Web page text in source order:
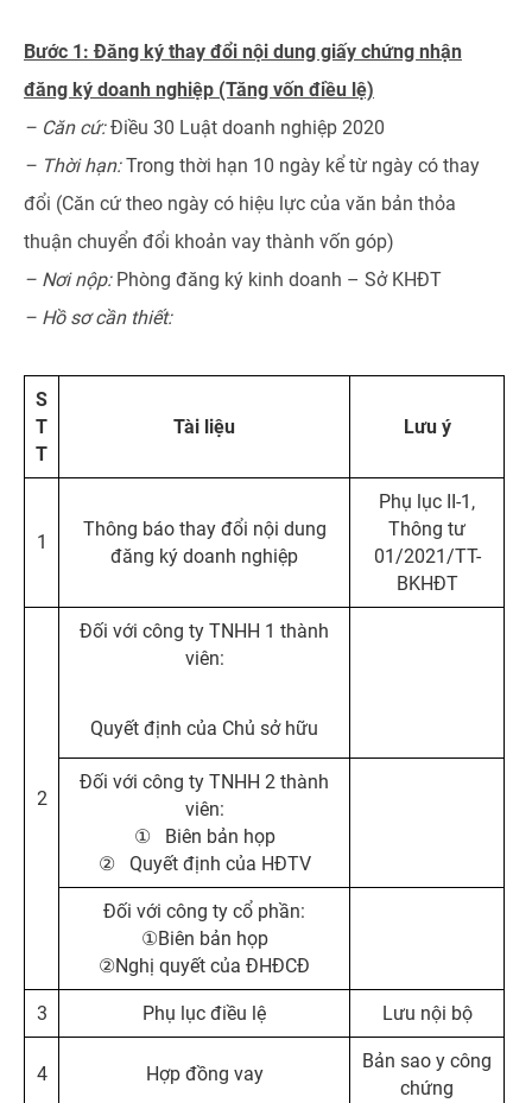
Bước 1: Đăng ký thay đổi nội dung giấy chứng nhận
đăng ký doanh nghiệp (Tăng vốn điều lệ)
– Căn cứ:Điều 30 Luật doanh nghiệp 2020
– Thời hạn:Trong thời hạn 10 ngày kể từ ngày có thay
đổi (Căn cứ theo ngày có hiệu lực của văn bản thỏa
thuận chuyển đổi khoản vay thành vốn góp)
– Nơi nộp:Phòng đăng ký kinh doanh – Sở KHĐT
– Hồ sơ cần thiết:
S
T
T
Tài liệu Lưu ý
1
Thông báo thay đổi nội dung
đăng ký doanh nghiệp
Phụ lục II-1,
Thông tư
01/2021/TT-
BKHĐT
2
Đối với công ty TNHH 1 thành
viên:
Quyết định của Chủ sở hữu
Đối với công ty TNHH 2 thành
viên:
① Biên bản họp
② Quyết định của HĐTV
Đối với công ty cổ phần:
①Biên bản họp
②Nghị quyết của ĐHĐCĐ
3 Phụ lục điều lệ Lưu nội bộ
4 Hợp đồng vay
Bản sao y công
chứng